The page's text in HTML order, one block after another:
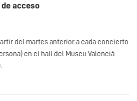
acceso
del martes anterior a cada concierto
en el hall del Museu Valencià